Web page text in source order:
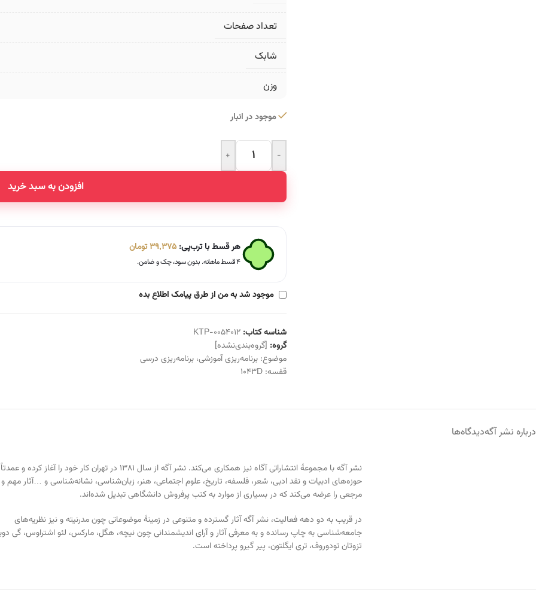
تعداد صفحات
شابک
وزن
موجود در انبار
-
+
افزودن به سبد خرید
Alternative:
هر قسط با ترب‌پی:39,375تومان
۴ قسط ماهانه. بدون سود، چک و ضامن.
موجود شد به من از طرق پیامک اطلاع بده
شناسه کتاب:KTP-0054012
گروه: [گروه‌بندی‌نشده]
موضوع:برنامه‌ریزی آموزشی،برنامه‌ریزی درسی
قفسه:1043D
درباره نشر آگهدیدگاه‌ها
نشر آگه با مجموعهٔ انتشاراتی آگاه نیز همکاری می‌کند. نشر آگه از سال ۱۳۸۱ در تهران کار خود را آغاز کرده
حوزه‌های ادبیات و نقد ادبی، شعر، فلسفه، تاریخ، علوم اجتماعی، هنر، زبان‌شناسی، نشانه‌شناسی و …آثار مهم و
مرجعی را عرضه می‌کند که در بسیاری از موارد به کتب پرفروش دانشگاهی تبدیل شده‌اند.
در قریب به دو دهه فعالیت، نشر آگه آثار گسترده و متنوعی در زمینهٔ موضوعاتی چون مدرنیته و نیز نظریه‌های
جامعه‌شناسی به چاپ رسانده و به معرفی آثار و آرای اندیشمندانی چون نیچه، هگل، مارکس، لئو اشتراوس، گی
تزوتان تودوروف، تری ایگلتون، پیر گیرو پرداخته‌ است.